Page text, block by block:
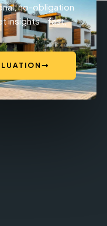
no-obligation
insights—fast,